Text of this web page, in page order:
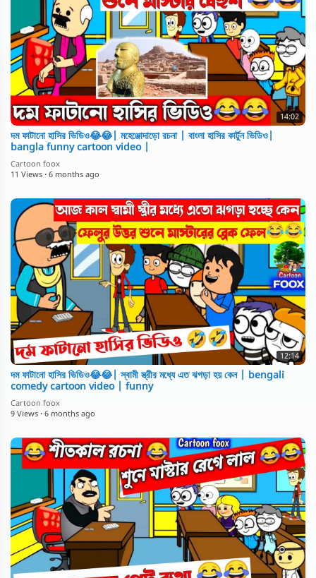
14:02
দম ফাটানো হাসির ভিডিও😂😂| মহেঞ্জোদাড়ো রচনা | বাংলা হাসির কার্টুন ভিডিও|
bangla funny cartoon video |
Cartoon foox
11 Views · 6 months ago
12:14
দম ফাটানো হাসির ভিডিও😂😂| স্বামী স্ত্রীর মধ্যে এত ঝগড়া হয় কেন | bengali
comedy cartoon video | funny
Cartoon foox
9 Views · 6 months ago